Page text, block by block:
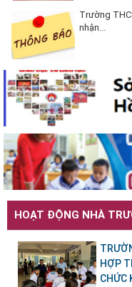
Trường
nhận...
HOẠT ĐỘNG NHÀ
HỢP
CHỨC